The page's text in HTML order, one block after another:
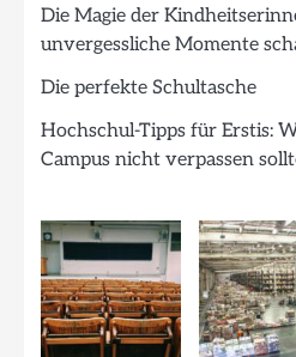
Die Magie der
unvergessliche Momente
Die perfekte Schultasche
Hochschul-Tipps für Erstis:
Campus nicht verpassen